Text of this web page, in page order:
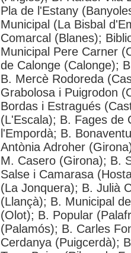
Pla de l'Estany
Municipal (La Bisbal
Comarcal (Blanes);
Municipal Pere Carner
de Calonge (Calonge);
B. Mercè Rodoreda
Grabolosa i Puigrodon
Bordas i Estragués
(L'Escala); B. Fages de
l'Empordà; B.
Antònia Adroher
M. Casero (Girona); B.
Salse i Camarasa
(La Jonquera); B. Julià
(Llançà); B. Municipal
(Olot); B. Popular
(Palamós); B. Carles
Cerdanya (Puigcerdà);